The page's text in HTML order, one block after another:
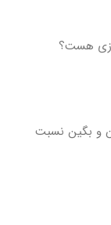
هست؟
و بگین نسبت